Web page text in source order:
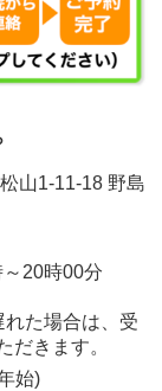
山1-11-18 野島
20時00分
た場合は、受
だきます。
始)